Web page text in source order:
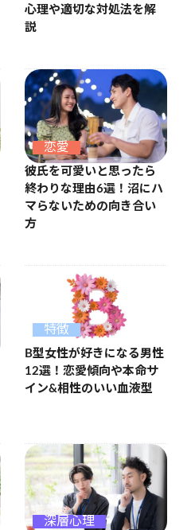
心理や適切な対処法を解
説
恋愛
彼氏を可愛いと思ったら
終わりな理由6選！沼にハ
マらないための向き合い
方
特徴
B型女性が好きになる男性
12選！恋愛傾向や本命サ
イン&相性のいい血液型
深層心理